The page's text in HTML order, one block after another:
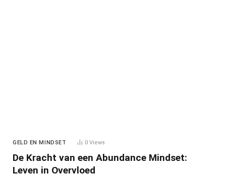
GELD EN MINDSET 0Views
De Kracht van een Abundance Mindset:
Leven in Overvloed